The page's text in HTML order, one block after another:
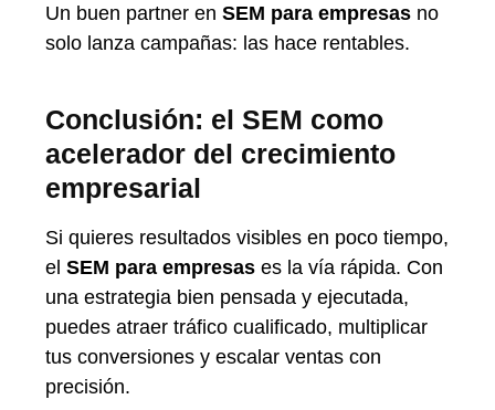
Un buen partner en SEM para empresas no
solo lanza campañas: las hace rentables.
Conclusión: el SEM como
acelerador del crecimiento
empresarial
Si quieres resultados visibles en poco tiempo,
el SEM para empresas es la vía rápida. Con
una estrategia bien pensada y ejecutada,
puedes atraer tráfico cualificado, multiplicar
tus conversiones y escalar ventas con
precisión.